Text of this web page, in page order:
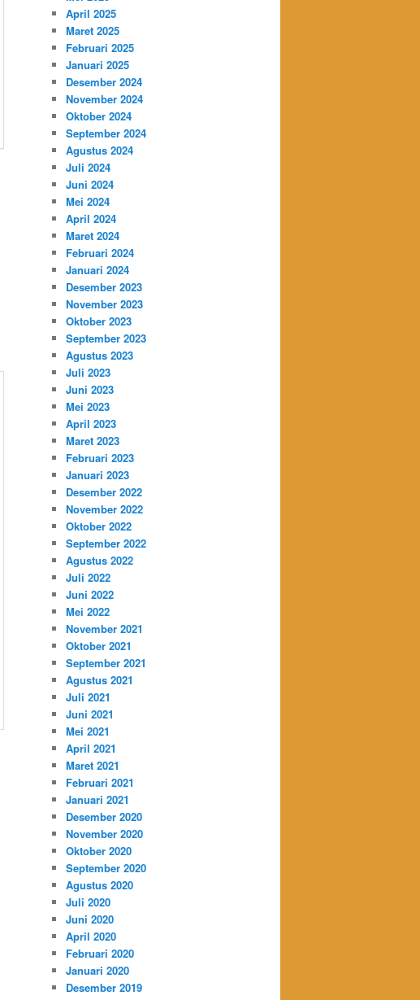
April 2025
Maret 2025
Februari 2025
Januari 2025
Desember 2024
November 2024
Oktober 2024
September 2024
Agustus 2024
Juli 2024
Juni 2024
Mei 2024
April 2024
Maret 2024
Februari 2024
Januari 2024
Desember 2023
November 2023
Oktober 2023
September 2023
Agustus 2023
Juli 2023
Juni 2023
Mei 2023
April 2023
Maret 2023
Februari 2023
Januari 2023
Desember 2022
November 2022
Oktober 2022
September 2022
Agustus 2022
Juli 2022
Juni 2022
Mei 2022
November 2021
Oktober 2021
September 2021
Agustus 2021
Juli 2021
Juni 2021
Mei 2021
April 2021
Maret 2021
Februari 2021
Januari 2021
Desember 2020
November 2020
Oktober 2020
September 2020
Agustus 2020
Juli 2020
Juni 2020
April 2020
Februari 2020
Januari 2020
Desember 2019